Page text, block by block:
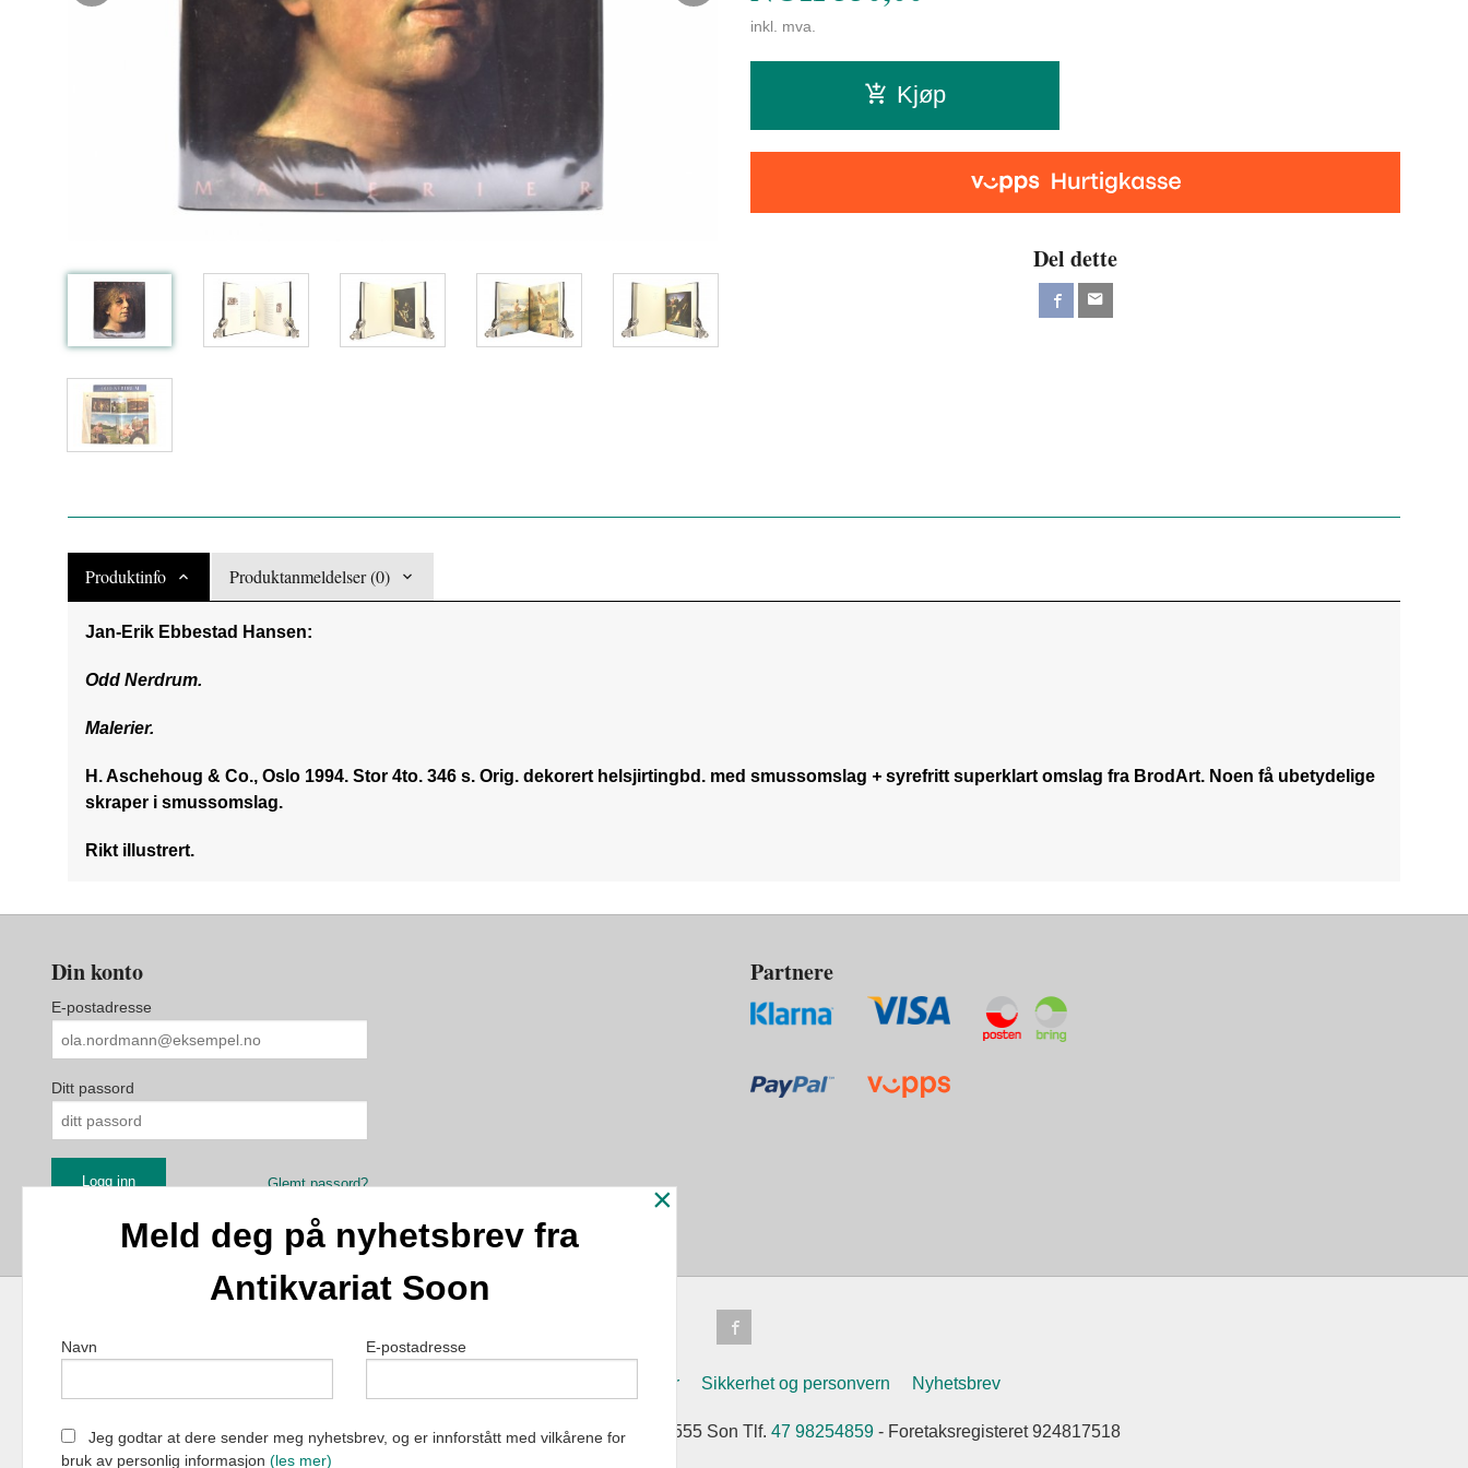
inkl. mva.
Kjøp
Del dette
Produktinfo Produktanmeldelser (0)
Jan-Erik Ebbestad Hansen:
Odd Nerdrum.
Malerier.
H. Aschehoug & Co., Oslo 1994. Stor 4to. 346 s. Orig. dekorert helsjirtingbd. med smussomslag + syrefritt superklart omslag fra BrodArt. Noen få ubetydelige
skraper i smussomslag.
Rikt illustrert.
Din konto
E-postadresse
Ditt passord
Glemt passord?
Partnere
Kjøpsbetingelser Sikkerhet og personvern Nyhetsbrev
Antikvariat Soon Soleifaret 12 1555 Son 1555 Son Tlf. 47 98254859- Foretaksregisteret 924817518
×
Meld deg på nyhetsbrev fra
Antikvariat Soon
Navn E-postadresse
Jeg godtar at dere sender meg nyhetsbrev, og er innforstått med vilkårene for
bruk av personlig informasjon (les mer)